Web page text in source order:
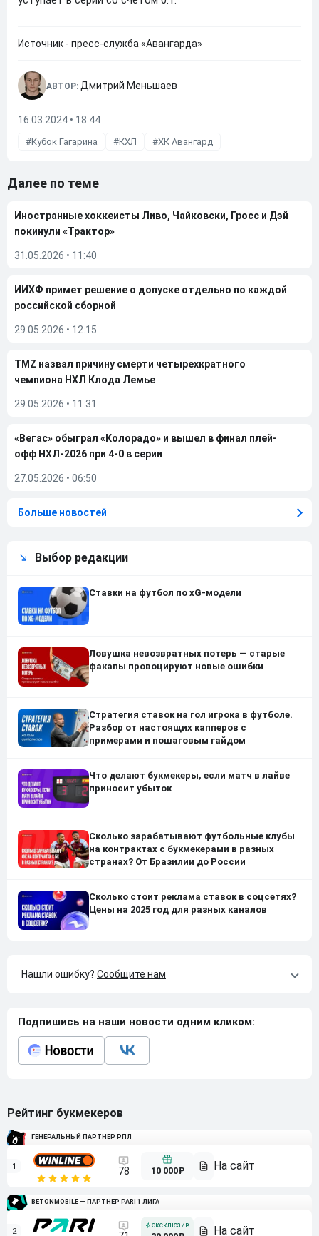
Источник - пресс-служба «Авангарда»
АВТОР: Дмитрий Меньшаев
16.03.2024 • 18:44
Кубок Гагарина КХЛ ХК Авангард
Далее по теме
Иностранные хоккеисты Ливо, Чайковски, Гросс и Дэй
покинули «Трактор»
31.05.2026 • 11:40
ИИХФ примет решение о допуске отдельно по каждой
российской сборной
29.05.2026 • 12:15
TMZ назвал причину смерти четырехкратного
чемпиона НХЛ Клода Лемье
29.05.2026 • 11:31
«Вегас» обыграл «Колорадо» и вышел в финал плей-
офф НХЛ-2026 при 4-0 в серии
27.05.2026 • 06:50
Больше новостей
Выбор редакции
Ставки на футбол по xG-модели
Ловушка невозвратных потерь — старые
факапы провоцируют новые ошибки
Стратегия ставок на гол игрока в футболе.
Разбор от настоящих капперов с
примерами и пошаговым гайдом
Что делают букмекеры, если матч в лайве
приносит убыток
Сколько зарабатывают футбольные клубы
на контрактах с букмекерами в разных
странах? От Бразилии до России
Сколько стоит реклама ставок в соцсетях?
Цены на 2025 год для разных каналов
Нашли ошибку? Сообщите нам
Подпишись на наши новости одним кликом:
Рейтинг букмекеров
ГЕНЕРАЛЬНЫЙ ПАРТНЕР РПЛ
1 78 10 000₽
BETONMOBILE — ПАРТНЕР PARI 1 ЛИГА
2